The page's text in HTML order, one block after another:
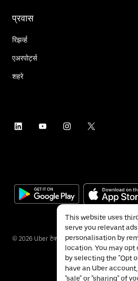
प्रवास
रिझर्व्ह
एअरपोर्ट्स
शहरे
© 2026 Uber टेक्नॉलॉजीज इंक.
This website uses
serve you relevant
personalisation by
location. You may
by selecting the "Opt
have an Uber
"sale" or "sharing" of